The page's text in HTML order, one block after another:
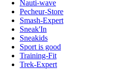
Nauti-wave
Pecheur-Store
Smash-Expert
Sneak'In
Sneakids
Sport is good
Training-Fit
Trek-Expert